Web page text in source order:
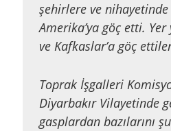
şehirlere ve nihayetinde
Amerika’ya göç etti.
ve Kafkaslar’a göç
Toprak İşgalleri
Diyarbakır Vilayetinde
gasplardan bazılarını